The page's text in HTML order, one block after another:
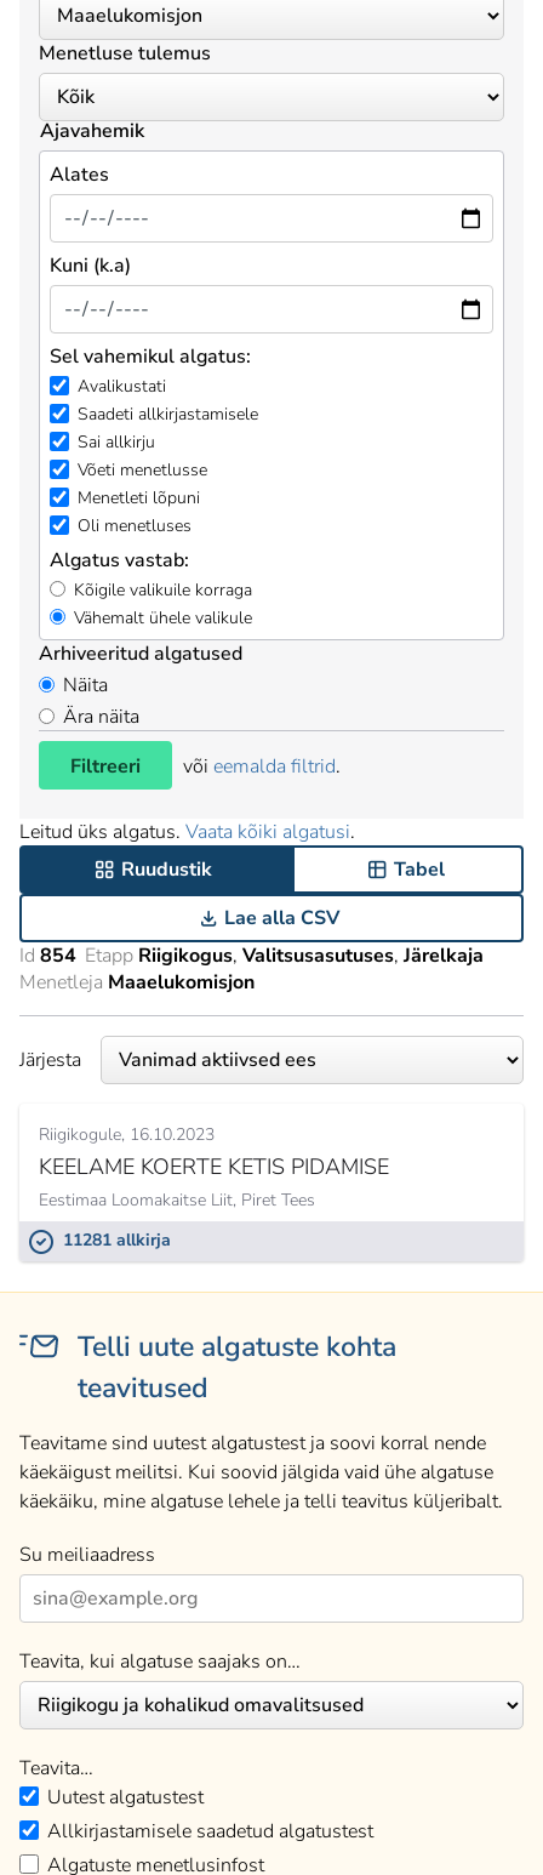
Menetluse tulemus
Ajavahemik
Alates
Kuni (k.a)
Sel vahemikul algatus:
Avalikustati
Saadeti allkirjastamisele
Sai allkirju
Võeti menetlusse
Menetleti lõpuni
Oli menetluses
Algatus vastab:
Kõigile valikuile korraga
Vähemalt ühele valikule
Arhiveeritud algatused
Näita
Ära näita
Filtreeri
või eemalda filtrid.
Leitud üks algatus. Vaata kõiki algatusi.
Ruudustik
Tabel
Lae alla CSV
Id 854 Etapp Riigikogus Valitsusasutuses Järelkaja
Menetleja Maaelukomisjon
Järjesta
Riigikogule 16.10.2023
KEELAME KOERTE KETIS PIDAMISE
Eestimaa Loomakaitse Liit, Piret Tees
11281 allkirja
Telli uute algatuste kohta
teavitused
Teavitame sind uutest algatustest ja soovi korral nende
käekäigust meilitsi. Kui soovid jälgida vaid ühe algatuse
käekäiku, mine algatuse lehele ja telli teavitus küljeribalt.
Su meiliaadress
Teavita, kui algatuse saajaks on…
Teavita…
Uutest algatustest
Allkirjastamisele saadetud algatustest
Algatuste menetlusinfost